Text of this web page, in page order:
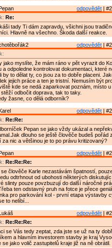
odpovědět |
Re:
tady Ti dám zapravdu, všichni jsou
Hlavně na všechno. Škoda další reakce.
odpovědět |
jako myslíte, že mám ráno v pět vyrazit do
a odpoledne kontrolovat dokumentaci, které
by to dělat ty, co jsou za to dobře placeni.
jejich práce a ten je tristní. Nemusím být
kde se nedá zaparkovat poznám, místo
stěží odbočit doprava, tak to taky.
žasne, co dělá odborník?
odpovědět |
Re:Re:
Pepan se jako vždy ukázal a
dlouho se ještě člověče budeš pořád
za nic a většinou je to po právu kritizovaný?
odpovědět |
Re:Re:Re:
se člověče Karle nezastávám špatností,
odtrhnout od ubohosti některých
slinty pouze povzbuzují do další náročné
ten odstavný pruh na fotce je přece
pro parkování kol - první etapa výstavby
to nelíbí...
odpovědět |
Re:Re:Re:
se Vás tedy zeptat, zda jste se už na ty
a hlavním investorem stavby je kraj
se jako volič zastupitelů kraje již na ně obrátil.